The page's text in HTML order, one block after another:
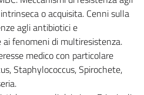
o acquisita. Cenni sulla
agli antibiotici e
fenomeni di multiresistenza.
medico con particolare
Staphylococcus, Spirochete,